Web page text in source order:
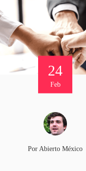
24
Feb
Por Abierto México